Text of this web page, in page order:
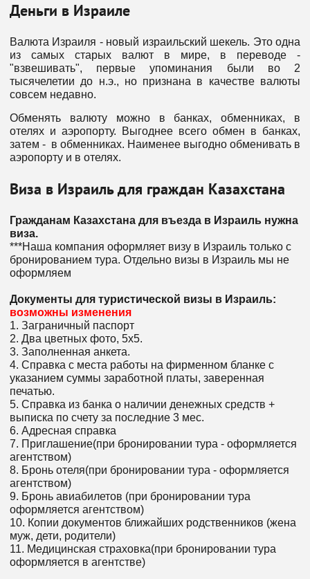
Деньги в Израиле
Валюта Израиля - новый израильский шекель. Это одна
из самых старых валют в мире, в переводе -
"взвешивать", первые упоминания были во 2
тысячелетии до н.э., но признана в качестве валюты
совсем недавно.
Обменять валюту можно в банках, обменниках, в
отелях и аэропорту. Выгоднее всего обмен в банках,
затем - в обменниках. Наименее выгодно обменивать в
аэропорту и в отелях.
Виза в Израиль для граждан Казахстана
Гражданам Казахстана для въезда в Израиль нужна
виза.
***Наша компания оформляет визу в Израиль только с
бронированием тура. Отдельно визы в Израиль мы не
оформляем
Документы для туристической визы в Израиль:
возможны изменения
1. Заграничный паспорт
2. Два цветных фото, 5x5.
3. Заполненная анкета.
4. Справка с места работы на фирменном бланке с
указанием суммы заработной платы, заверенная
печатью.
5. Справка из банка о наличии денежных средств +
выписка по счету за последние 3 мес.
6. Адресная справка
7. Приглашение(при бронировании тура - оформляется
агентством)
8. Бронь отеля(при бронировании тура - оформляется
агентством)
9. Бронь авиабилетов (при бронировании тура
оформляется агентством)
10. Копии документов ближайших родственников (жена
муж, дети, родители)
11. Медицинская страховка(при бронировании тура
оформляется в агентстве)